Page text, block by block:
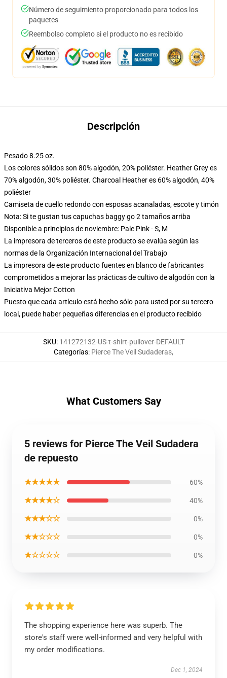
Número de seguimiento proporcionado para todos los
paquetes
Reembolso completo si el producto no es recibido
Descripción
Pesado 8.25 oz.
Los colores sólidos son 80% algodón, 20% poliéster. Heather Grey es
70% algodón, 30% poliéster. Charcoal Heather es 60% algodón, 40%
poliéster
Camiseta de cuello redondo con esposas acanaladas, escote y timón
Nota: Si te gustan tus capuchas baggy go 2 tamaños arriba
Disponible a principios de noviembre: Pale Pink - S, M
La impresora de terceros de este producto se evalúa según las
normas de la Organización Internacional del Trabajo
La impresora de este producto fuentes en blanco de fabricantes
comprometidos a mejorar las prácticas de cultivo de algodón con la
Iniciativa Mejor Cotton
Puesto que cada artículo está hecho sólo para usted por su tercero
local, puede haber pequeñas diferencias en el producto recibido
SKU: 141272132-US-t-shirt-pullover-DEFAULT
Categorías: Pierce The Veil Sudaderas,
What Customers Say
5 reviews for Pierce The Veil Sudadera
de repuesto
★★★★★ 60%
★★★★☆ 40%
★★★☆☆ 0%
★★☆☆☆ 0%
★☆☆☆☆ 0%
The shopping experience here was superb. The
store's staff were well-informed and very helpful with
my order modifications.
Dec 1, 2024